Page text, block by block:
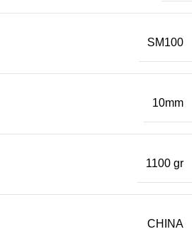
SM100
10mm
1100 gr
CHINA